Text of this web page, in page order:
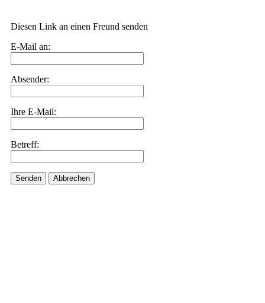
Diesen Link an einen Freund senden
E-Mail an:
Absender:
Ihre E-Mail:
Betreff:
Senden Abbrechen